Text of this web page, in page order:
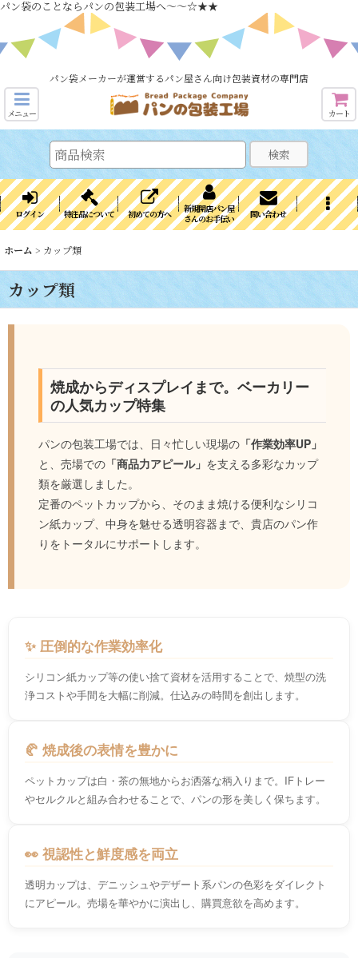
パン袋のことならパンの包装工場へ～～☆★★
パン袋メーカーが運営するパン屋さん向け包装資材の専門店
メニュー カート
検索
ログイン 特注品について 初めての方へ
新規開店パン屋
さんのお手伝い
問い合わせ
ホーム > カップ類
カップ類
焼成からディスプレイまで。ベーカリー
の人気カップ特集
パンの包装工場では、日々忙しい現場の 「作業効率UP」
と、売場での 「商品力アピール」 を支える多彩なカップ
類を厳選しました。
定番のペットカップから、そのまま焼ける便利なシリコ
ン紙カップ、中身を魅せる透明容器まで、貴店のパン作
りをトータルにサポートします。
✨ 圧倒的な作業効率化
シリコン紙カップ等の使い捨て資材を活用することで、焼型の洗
浄コストや手間を大幅に削減。仕込みの時間を創出します。
🥐 焼成後の表情を豊かに
ペットカップは白・茶の無地からお洒落な柄入りまで。IFトレー
やセルクルと組み合わせることで、パンの形を美しく保ちます。
👀 視認性と鮮度感を両立
透明カップは、デニッシュやデザート系パンの色彩をダイレクト
にアピール。売場を華やかに演出し、購買意欲を高めます。